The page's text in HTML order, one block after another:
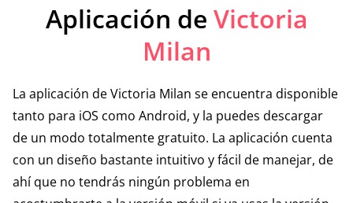
Aplicación de Victoria
Milan
La aplicación de Victoria Milan se encuentra disponible
tanto para iOS como Android, y la puedes descargar
de un modo totalmente gratuito. La aplicación cuenta
con un diseño bastante intuitivo y fácil de manejar, de
ahí que no tendrás ningún problema en